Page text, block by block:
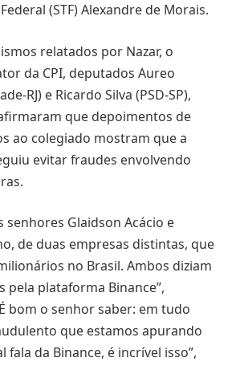
(STF) Alexandre de Morais.
relatados por Nazar, o
da CPI, deputados Aureo
RJ) e Ricardo Silva (PSD-SP),
que depoimentos de
ao colegiado mostram que a
evitar fraudes envolvendo
senhores Glaidson Acácio e
de duas empresas distintas, que
no Brasil. Ambos diziam
plataforma Binance”,
bom o senhor saber: em tudo
que estamos apurando
fala da Binance, é incrível isso”,